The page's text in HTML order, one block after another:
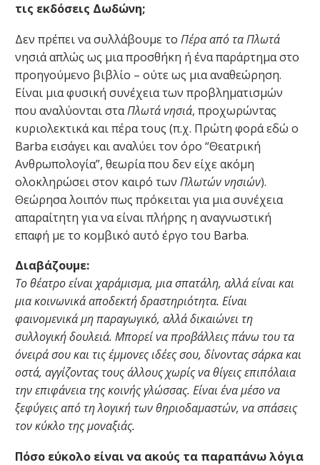
τις εκδόσεις Δωδώνη;
Δεν πρέπει να συλλάβουμε το Πέρα από τα Πλωτά
νησιά απλώς ως μια προσθήκη ή ένα παράρτημα στο
προηγούμενο βιβλίο – ούτε ως μια αναθεώρηση.
Είναι μια φυσική συνέχεια των προβληματισμών
που αναλύονται σταΠλωτά νησιά, προχωρώντας
κυριολεκτικά και πέρα τους (π.χ. Πρώτη φορά εδώ ο
Barba εισάγει και αναλύει τον όρο “Θεατρική
Ανθρωπολογία”, θεωρία που δεν είχε ακόμη
ολοκληρώσει στον καιρό των Πλωτών νησιών).
Θεώρησα λοιπόν πως πρόκειται για μια συνέχεια
απαραίτητη για να είναι πλήρης η αναγνωστική
επαφή με το κομβικό αυτό έργο του Barba.
Διαβάζουμε:
Το θέατρο είναι χαράμισμα, μια σπατάλη, αλλά είναι και
μια κοινωνικά αποδεκτή δραστηριότητα. Είναι
φαινομενικά μη παραγωγικό, αλλά δικαιώνει τη
συλλογική δουλειά. Μπορεί να προβάλλεις πάνω του τα
όνειρά σου και τις έμμονες ιδέες σου, δίνοντας σάρκα και
οστά, αγγίζοντας τους άλλους χωρίς να θίγεις επιπόλαια
την επιφάνεια της κοινής γλώσσας. Είναι ένα μέσο να
ξεφύγεις από τη λογική των θηριοδαμαστών, να σπάσεις
τον κύκλο της μοναξιάς.
Πόσο εύκολο είναι να ακούς τα παραπάνω λόγια